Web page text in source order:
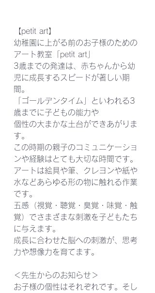
【petit art】
幼稚園に上がる前のお子様のための
アート教室「petit art」
3歳までの発達は、赤ちゃんから幼
児に成長するスピードが著しい期
間。
「ゴールデンタイム」といわれる3
歳までに子どもの能力や
個性の大まかな土台ができあがりま
す。
この時期の親子のコミュニケーショ
ンや経験はとても大切な時間です。
アートは絵具や筆、クレヨンや紙や
水などあらゆる形の物に触れる作業
です。
五感（視覚・聴覚・臭覚・味覚・触
覚）でさまざまな刺激を子どもたち
に与えます。
成長に合わせた脳への刺激が、思考
力や想像力を育てます。
＜先生からのお知らせ＞
お子様の個性はそれぞれです。そし